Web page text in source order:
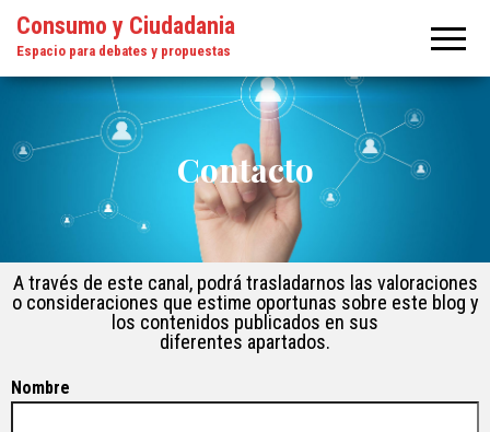
Consumo y Ciudadania
Espacio para debates y propuestas
Contacto
A través de este canal, podrá trasladarnos las valoraciones
o consideraciones que estime oportunas sobre este blog y
los contenidos publicados en sus
diferentes apartados.
Nombre